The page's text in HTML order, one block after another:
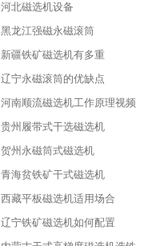
河北磁选机设备
黑龙江强磁永磁滚筒
新疆铁矿磁选机有多重
辽宁永磁滚筒的优缺点
河南顺流磁选机工作原理视频
贵州履带式干选磁选机
贺州永磁筒式磁选机
青海贫铁矿干式磁选机
西藏平板磁选机适用场合
辽宁铁矿磁选机如何配置